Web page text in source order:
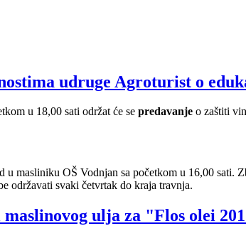
udruge Agroturist o
u 18,00 sati održat će se predavanje o zaštiti
u masliniku OŠ Vodnjan sa početkom u 16,00 sati.
održavati svaki četvrtak do kraja travnja.
ulja za "Flos olei